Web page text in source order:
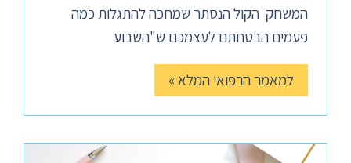
המשחק הקול הנסתר שמחכה להתגלות כמה
פעמים הבטחתם לעצמכם ש"השבוע
למאמר הרפואי המלא »